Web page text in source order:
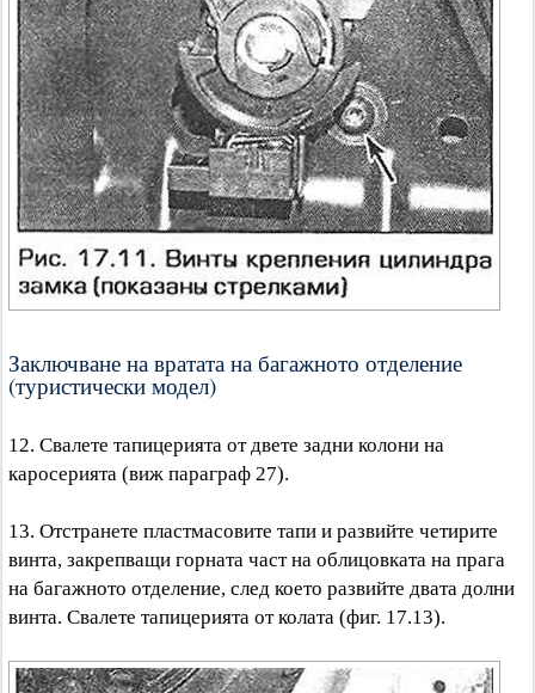
Заключване на вратата на багажното отделение
(туристически модел)
12. Свалете тапицерията от двете задни колони на
каросерията (виж параграф 27).
13. Отстранете пластмасовите тапи и развийте четирите
винта, закрепващи горната част на облицовката на прага
на багажното отделение, след което развийте двата долни
винта. Свалете тапицерията от колата (фиг. 17.13).